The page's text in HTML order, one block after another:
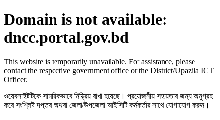
Domain is not available:
dncc.portal.gov.bd
This website is temporarily unavailable. For assistance, please
contact the respective government office or the District/Upazila ICT
Officer.
ওয়েবসাইটটিকে সাময়িকভাবে নিষ্ক্রিয় রাখা হয়েছে। প্রয়োজনীয় সহায়তার জন্য অনুগ্রহ
করে সংশ্লিষ্ট দপ্তর অথবা জেলা/উপজেলা আইসিটি কর্মকর্তার সাথে যোগাযোগ করুন।